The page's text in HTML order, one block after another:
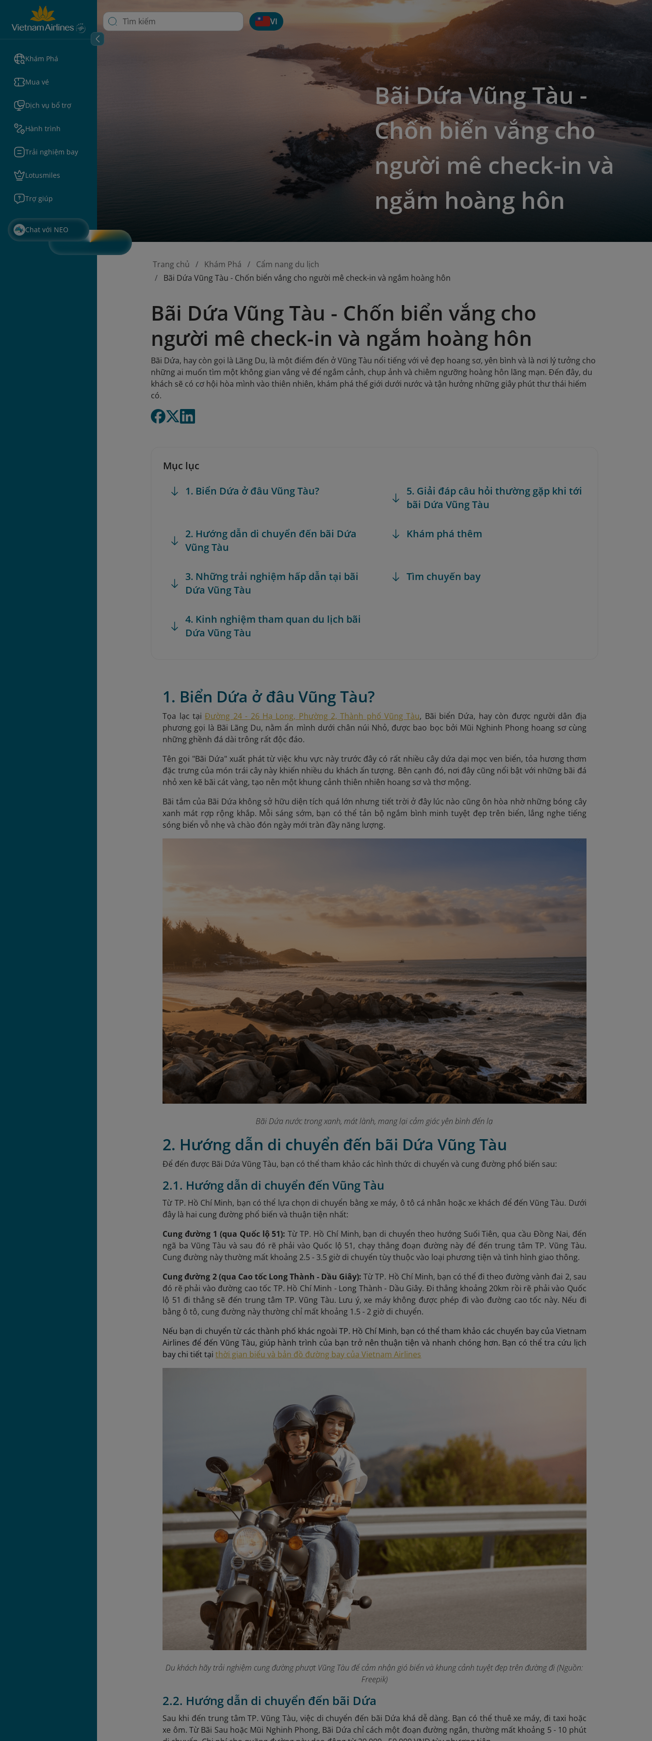
Khám Phá
Mua vé
Dịch vụ bổ trợ
Hành trình
Trải nghiệm bay
Lotusmiles
Trợ giúp
Chat với NEO
VI
Bãi Dứa Vũng Tàu -
Chốn biển vắng cho
người mê check-in và
ngắm hoàng hôn
Trang chủ Khám Phá
Cẩm nang du lịch
Bãi Dứa Vũng Tàu - Chốn biển vắng cho người mê check-in và ngắm hoàng hôn
Bãi Dứa Vũng Tàu - Chốn biển vắng cho
người mê check-in và ngắm hoàng hôn
Bãi Dứa, hay còn gọi là Lãng Du, là một điểm đến ở Vũng Tàu nổi tiếng với vẻ đẹp hoang sơ, yên bình và là nơi lý tưởng cho
những ai muốn tìm một không gian vắng vẻ để ngắm cảnh, chụp ảnh và chiêm ngưỡng hoàng hôn lãng mạn. Đến đây, du
khách sẽ có cơ hội hòa mình vào thiên nhiên, khám phá thế giới dưới nước và tận hưởng những giây phút thư thái hiếm
có.
Mục lục
1. Biển Dứa ở đâu Vũng Tàu?
2. Hướng dẫn di chuyển đến bãi Dứa
Vũng Tàu
3. Những trải nghiệm hấp dẫn tại bãi
Dứa Vũng Tàu
4. Kinh nghiệm tham quan du lịch bãi
Dứa Vũng Tàu
5. Giải đáp câu hỏi thường gặp khi tới
bãi Dứa Vũng Tàu
Khám phá thêm
Tìm chuyến bay
1. Biển Dứa ở đâu Vũng Tàu?
Tọa lạc tạiĐường 24 - 26 Hạ Long, Phường 2, Thành phố Vũng Tàu, Bãi biển Dứa, hay còn được người dân địa
phương gọi là Bãi Lãng Du, nằm ẩn mình dưới chân núi Nhỏ, được bao bọc bởi Mũi Nghinh Phong hoang sơ cùng
những ghềnh đá dài trông rất độc đáo.
Tên gọi "Bãi Dứa" xuất phát từ việc khu vực này trước đây có rất nhiều cây dứa dại mọc ven biển, tỏa hương thơm
đặc trưng của món trái cây này khiến nhiều du khách ấn tượng. Bên cạnh đó, nơi đây cũng nổi bật với những bãi đá
nhỏ xen kẽ bãi cát vàng, tạo nên một khung cảnh thiên nhiên hoang sơ và thơ mộng.
Bãi tắm của Bãi Dứa không sở hữu diện tích quá lớn nhưng tiết trời ở đây lúc nào cũng ôn hòa nhờ những bóng cây
xanh mát rợp rộng khắp. Mỗi sáng sớm, bạn có thể tản bộ ngắm bình minh tuyệt đẹp trên biển, lắng nghe tiếng
sóng biển vỗ nhẹ và chào đón ngày mới tràn đầy năng lượng.
Bãi Dứa nước trong xanh, mát lành, mang lại cảm giác yên bình đến lạ
2. Hướng dẫn di chuyển đến bãi Dứa Vũng Tàu
Để đến được Bãi Dứa Vũng Tàu, bạn có thể tham khảo các hình thức di chuyển và cung đường phổ biến sau:
2.1. Hướng dẫn di chuyển đến Vũng Tàu
Từ TP. Hồ Chí Minh, bạn có thể lựa chọn di chuyển bằng xe máy, ô tô cá nhân hoặc xe khách để đến Vũng Tàu. Dưới
đây là hai cung đường phổ biến và thuận tiện nhất:
Cung đường 1 (qua Quốc lộ 51): Từ TP. Hồ Chí Minh, bạn di chuyển theo hướng Suối Tiên, qua cầu Đồng Nai, đến
ngã ba Vũng Tàu và sau đó rẽ phải vào Quốc lộ 51, chạy thẳng đoạn đường này để đến trung tâm TP. Vũng Tàu.
Cung đường này thường mất khoảng 2.5 - 3.5 giờ di chuyển tùy thuộc vào loại phương tiện và tình hình giao thông.
Cung đường 2 (qua Cao tốc Long Thành - Dầu Giây): Từ TP. Hồ Chí Minh, bạn có thể đi theo đường vành đai 2, sau
đó rẽ phải vào đường cao tốc TP. Hồ Chí Minh - Long Thành - Dầu Giây. Đi thẳng khoảng 20km rồi rẽ phải vào Quốc
lộ 51 đi thẳng sẽ đến trung tâm TP. Vũng Tàu. Lưu ý, xe máy không được phép đi vào đường cao tốc này. Nếu đi
bằng ô tô, cung đường này thường chỉ mất khoảng 1.5 - 2 giờ di chuyển.
Nếu bạn di chuyển từ các thành phố khác ngoài TP. Hồ Chí Minh, bạn có thể tham khảo các chuyến bay của Vietnam
Airlines để đến Vũng Tàu, giúp hành trình của bạn trở nên thuận tiện và nhanh chóng hơn. Bạn có thể tra cứu lịch
bay chi tiết tạithời gian biểu và bản đồ đường bay của Vietnam Airlines
Du khách hãy trải nghiệm cung đường phượt Vũng Tàu để cảm nhận gió biển và khung cảnh tuyệt đẹp trên đường đi (Nguồn:
Freepik)
2.2. Hướng dẫn di chuyển đến bãi Dứa
Sau khi đến trung tâm TP. Vũng Tàu, việc di chuyển đến bãi Dứa khá dễ dàng. Bạn có thể thuê xe máy, đi taxi hoặc
xe ôm. Từ Bãi Sau hoặc Mũi Nghinh Phong, Bãi Dứa chỉ cách một đoạn đường ngắn, thường mất khoảng 5 - 10 phút